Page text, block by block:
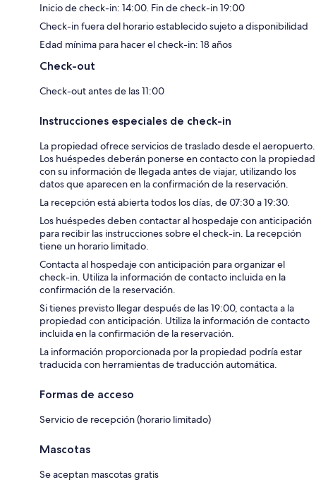
Inicio de check-in: 14:00. Fin de check-in 19:00
Check-in fuera del horario establecido sujeto a disponibilidad
Edad mínima para hacer el check-in: 18 años
Check-out
Check-out antes de las 11:00
Instrucciones especiales de check-in
La propiedad ofrece servicios de traslado desde el aeropuerto.
Los huéspedes deberán ponerse en contacto con la propiedad
con su información de llegada antes de viajar, utilizando los
datos que aparecen en la confirmación de la reservación.
La recepción está abierta todos los días, de 07:30 a 19:30.
Los huéspedes deben contactar al hospedaje con anticipación
para recibir las instrucciones sobre el check-in. La recepción
tiene un horario limitado.
Contacta al hospedaje con anticipación para organizar el
check-in. Utiliza la información de contacto incluida en la
confirmación de la reservación.
Si tienes previsto llegar después de las 19:00, contacta a la
propiedad con anticipación. Utiliza la información de contacto
incluida en la confirmación de la reservación.
La información proporcionada por la propiedad podría estar
traducida con herramientas de traducción automática.
Formas de acceso
Servicio de recepción (horario limitado)
Mascotas
Se aceptan mascotas gratis